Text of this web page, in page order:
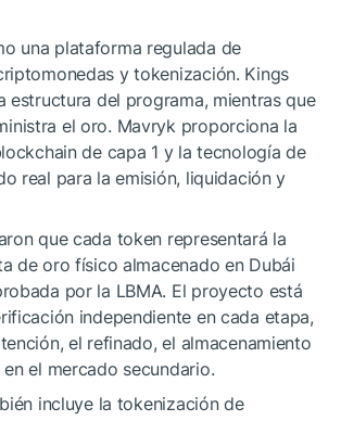
una plataforma regulada de
y tokenización. Kings
estructura del programa, mientras que
el oro. Mavryk proporciona la
de capa 1 y la tecnología de
real para la emisión, liquidación y
que cada token representará la
de oro físico almacenado en Dubái
por la LBMA. El proyecto está
independiente en cada etapa,
el refinado, el almacenamiento
el mercado secundario.
incluye la tokenización de